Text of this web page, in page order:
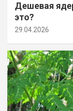
Дешевая
это?
29.04.2026